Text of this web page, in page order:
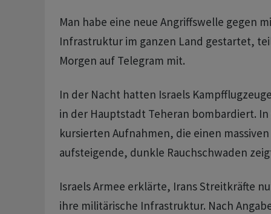
Man habe eine neue Angriffswelle gegen
Infrastruktur im ganzen Land gestartet,
Morgen auf Telegram mit.
In der Nacht hatten Israels
in der Hauptstadt Teheran bombardiert. In
kursierten Aufnahmen, die einen
aufsteigende, dunkle Rauchschwaden
Israels Armee erklärte, Irans Streitkräfte
ihre militärische Infrastruktur. Nach